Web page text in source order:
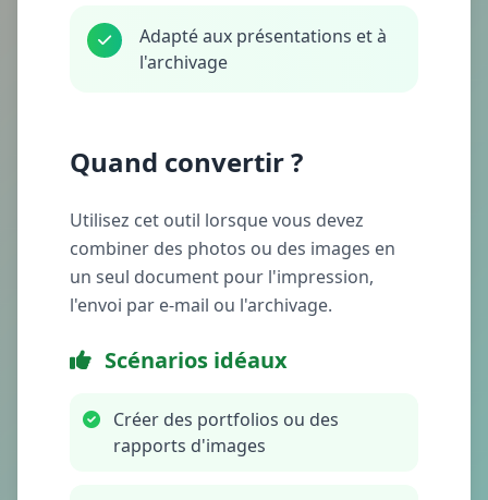
Adapté aux présentations et à
l'archivage
Quand convertir ?
Utilisez cet outil lorsque vous devez
combiner des photos ou des images en
un seul document pour l'impression,
l'envoi par e‑mail ou l'archivage.
Scénarios idéaux
Créer des portfolios ou des
rapports d'images